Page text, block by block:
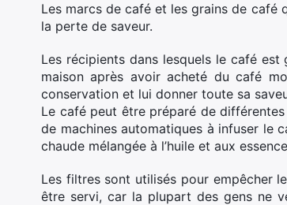
Les marcs de café et les grains de café
la perte de saveur.
Les récipients dans lesquels le café
maison après avoir acheté du café
conservation et lui donner toute sa
Le café peut être préparé de
de machines automatiques à infuser le
chaude mélangée à l’huile et aux
Les filtres sont utilisés pour empêcher
être servi, car la plupart des gens ne